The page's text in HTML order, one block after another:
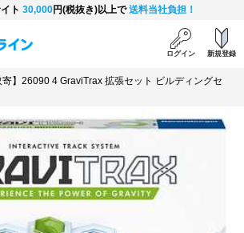
ト 30,000円(税抜き)以上で送料当社負担！
ログイン 新規登録
】26090 4 GraviTrax 拡張セット ビルディングセ